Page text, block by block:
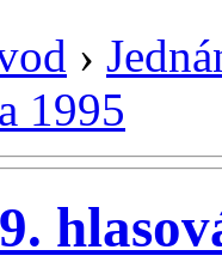
›
1995